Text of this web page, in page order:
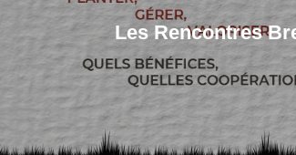
Les Rencontres